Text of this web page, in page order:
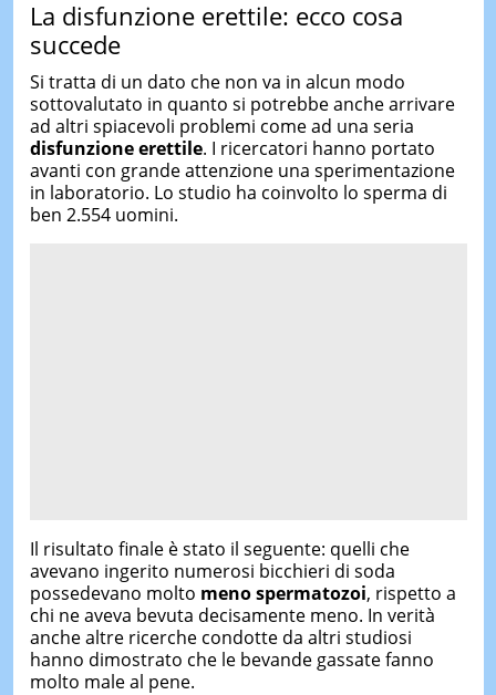
La disfunzione erettile: ecco cosa
succede
Si tratta di un dato che non va in alcun modo
sottovalutato in quanto si potrebbe anche arrivare
ad altri spiacevoli problemi come ad una seria
disfunzione erettile. I ricercatori hanno portato
avanti con grande attenzione una sperimentazione
in laboratorio. Lo studio ha coinvolto lo sperma di
ben 2.554 uomini.
Il risultato finale è stato il seguente: quelli che
avevano ingerito numerosi bicchieri di soda
possedevano molto meno spermatozoi, rispetto a
chi ne aveva bevuta decisamente meno. In verità
anche altre ricerche condotte da altri studiosi
hanno dimostrato che le bevande gassate fanno
molto male al pene.